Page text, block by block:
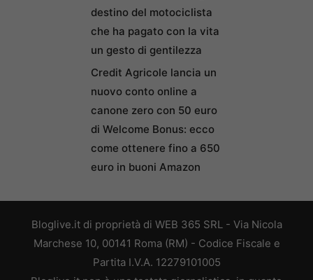
destino del motociclista
che ha pagato con la vita
un gesto di gentilezza
Credit Agricole lancia un
nuovo conto online a
canone zero con 50 euro
di Welcome Bonus: ecco
come ottenere fino a 650
euro in buoni Amazon
Bloglive.it di proprietà di WEB 365 SRL - Via Nicola
Marchese 10, 00141 Roma (RM) - Codice Fiscale e
Partita I.V.A. 12279101005